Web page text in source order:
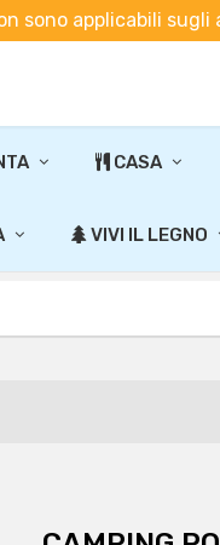
sono applicabili
CASA
VIVI IL LEGNO